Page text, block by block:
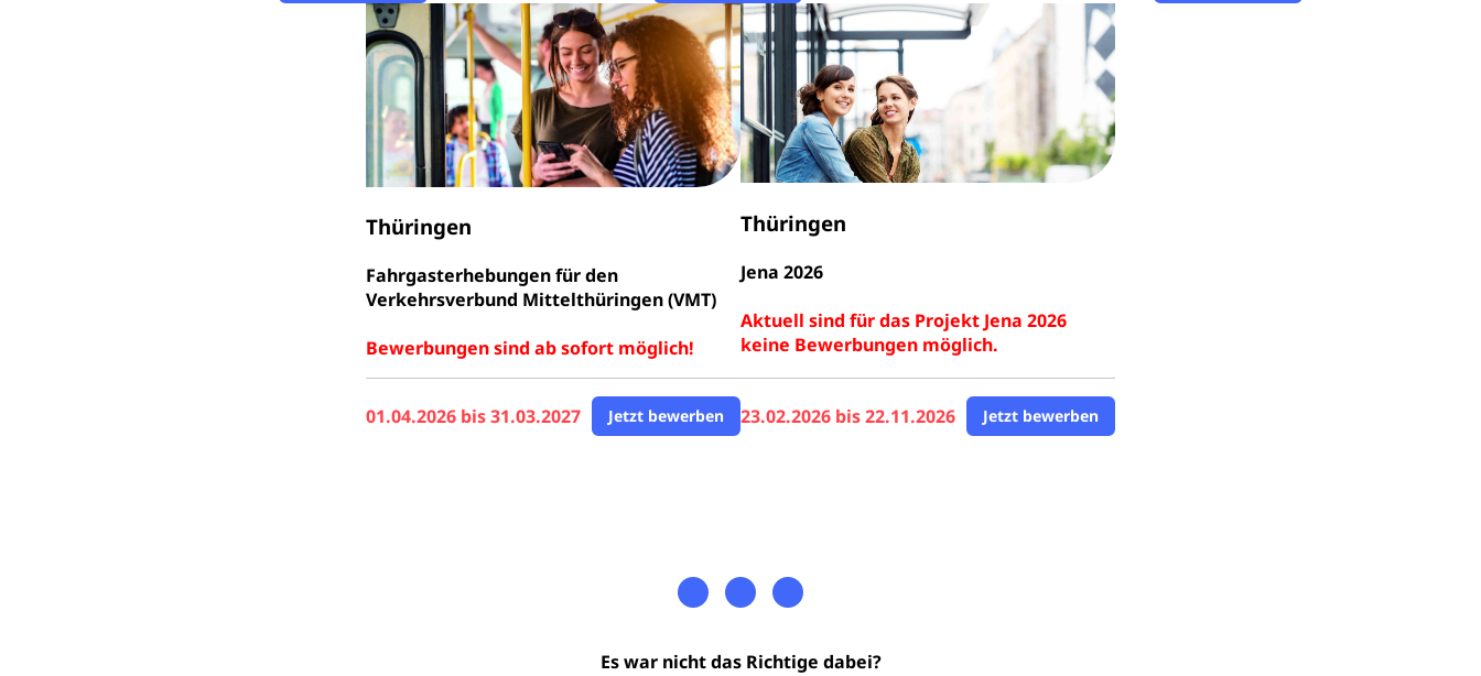
Thüringen
Fahrgasterhebungen für den
Verkehrsverbund Mittelthüringen (VMT)
Bewerbungen sind ab sofort möglich!
01.04.2026 bis 31.03.2027 Jetzt bewerben
Thüringen
Jena 2026
Aktuell sind für das Projekt Jena 2026
keine Bewerbungen möglich.
23.02.2026 bis 22.11.2026 Jetzt bewerben
Es war nicht das Richtige dabei?